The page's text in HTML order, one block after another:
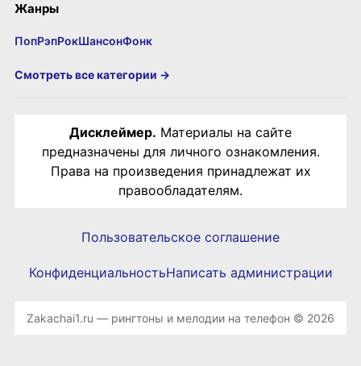
Жанры
ПопРэпРокШансонФонк
Смотреть все категории →
Дисклеймер. Материалы на сайте
предназначены для личного ознакомления.
Права на произведения принадлежат их
правообладателям.
Пользовательское соглашение
КонфиденциальностьНаписать администрации
Zakachai1.ru — рингтоны и мелодии на телефон © 2026